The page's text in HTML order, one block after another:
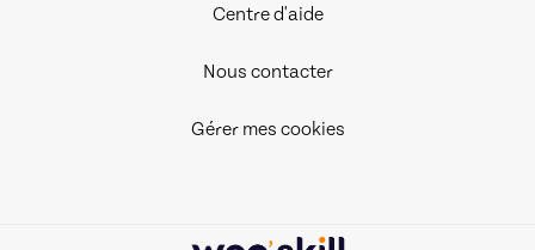
Centre d'aide
Nous contacter
Gérer mes cookies